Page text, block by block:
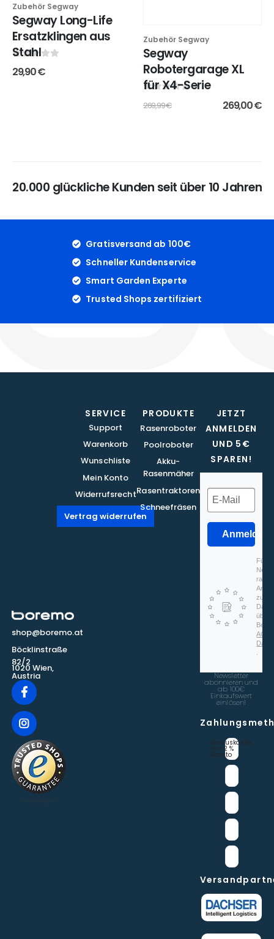
Zubehör Segway
Segway Long-Life
Ersatzklingen aus
Stahl
29,90€
Zubehör Segway
Segway
Robotergarage XL
für X4-Serie
269,99€ 269,00€
20.000 glückliche Kunden seit über 10 Jahren
Gratisversand ab 100€
Schneller Kundenservice
Smart Garden Experte
Trusted Shops zertifiziert
shop@boremo.at
Böcklinstraße
82/2
1020 Wien,
Austria
JETZT
ANMELDEN
UND 5€
SPAREN!
Anmelden
Für
zu,
AGB
Newsletter
abonnieren und
ab 100€
Einkaufswert
einlösen!
Vorauskasse
mit 2 %
Skonto
SERVICE
Support
Warenkorb
Wunschliste
Mein Konto
Widerrufsrecht
Vertrag widerrufen
PRODUKTE
Rasenroboter
Poolroboter
Akku-
Rasenmäher
Rasentraktoren
Schneefräsen